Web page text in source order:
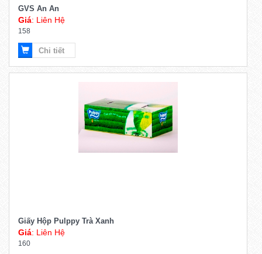
GVS An An
Giá: Liên Hệ
158
Chi tiết
Giấy Hộp Pulppy Trà Xanh
Giá: Liên Hệ
160